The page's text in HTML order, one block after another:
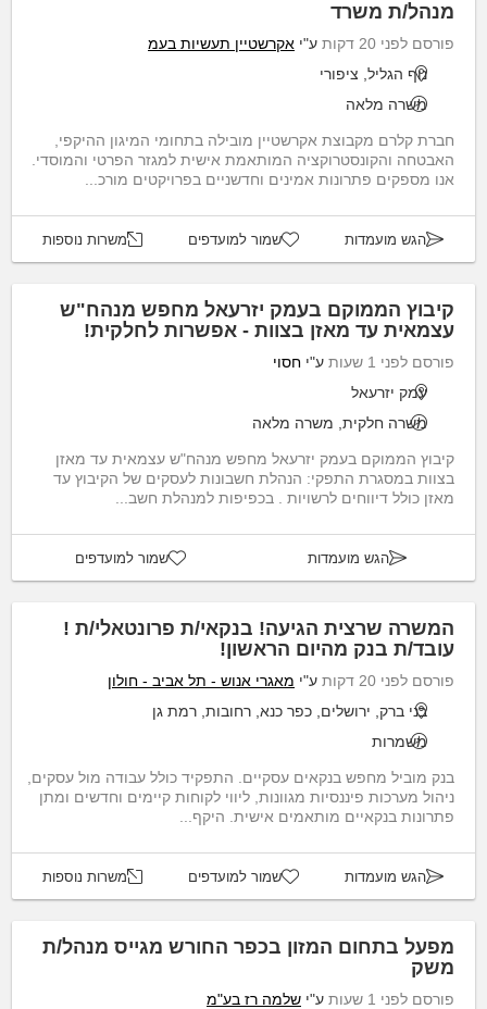
מנהל/ת משרד
פורסם לפני 20 דקות ע"י אקרשטיין תעשיות בעמ
נוף הגליל, ציפורי
משרה מלאה
חברת קלרם מקבוצת אקרשטיין מובילה בתחומי המיגון ההיקפי,
האבטחה והקונסטרוקציה המותאמת אישית למגזר הפרטי והמוסדי.
אנו מספקים פתרונות אמינים וחדשניים בפרויקטים מורכ...
הגש מועמדות שמור למועדפים משרות נוספות
קיבוץ הממוקם בעמק יזרעאל מחפש מנהח"ש
עצמאית עד מאזן בצוות - אפשרות לחלקית!
פורסם לפני 1 שעות ע"י חסוי
עמק יזרעאל
משרה חלקית, משרה מלאה
קיבוץ הממוקם בעמק יזרעאל מחפש מנהח"ש עצמאית עד מאזן
בצוות במסגרת התפקי: הנהלת חשבונות לעסקים של הקיבוץ עד
מאזן כולל דיווחים לרשויות . בכפיפות למנהלת חשב...
הגש מועמדות שמור למועדפים
המשרה שרצית הגיעה! בנקאי/ת פרונטאלי/ת !
עובד/ת בנק מהיום הראשון!
פורסם לפני 20 דקות ע"י מאגרי אנוש - תל אביב - חולון
בני ברק, ירושלים, כפר כנא, רחובות, רמת גן
משמרות
בנק מוביל מחפש בנקאים עסקיים. התפקיד כולל עבודה מול עסקים,
ניהול מערכות פיננסיות מגוונות, ליווי לקוחות קיימים וחדשים ומתן
פתרונות בנקאיים מותאמים אישית. היקף...
הגש מועמדות שמור למועדפים משרות נוספות
מפעל בתחום המזון בכפר החורש מגייס מנהל/ת
משק
פורסם לפני 1 שעות ע"י שלמה רז בע"מ